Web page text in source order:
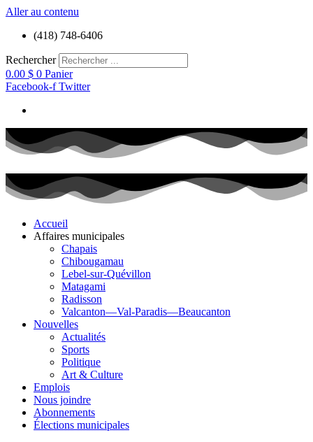
Aller au contenu
(418) 748-6406
Rechercher
0.00 $ 0 Panier
Facebook-f Twitter
Accueil
Affaires municipales
Chapais
Chibougamau
Lebel-sur-Quévillon
Matagami
Radisson
Valcanton—Val-Paradis—Beaucanton
Nouvelles
Actualités
Sports
Politique
Art & Culture
Emplois
Nous joindre
Abonnements
Élections municipales